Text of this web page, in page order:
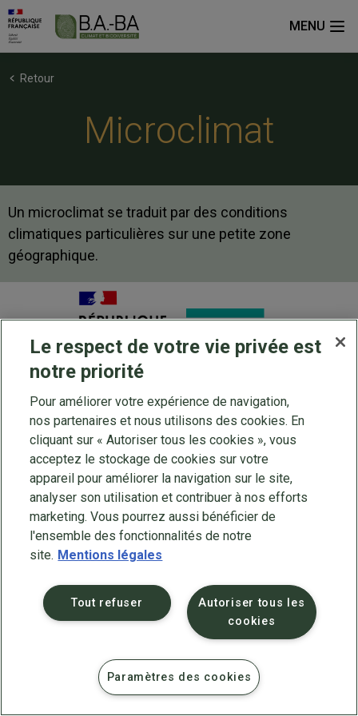
MENU
Retour
Microclimat
Un microclimat se traduit par des conditions
climatiques particulières sur une petite zone
géographique.
© Cned 2025
Mentions légales
Protection des données
Contact
Plan du site
Crédits
Le respect de votre vie privée est
notre priorité
Pour améliorer votre expérience de navigation,
nos partenaires et nous utilisons des cookies. En
cliquant sur « Autoriser tous les cookies », vous
acceptez le stockage de cookies sur votre
appareil pour améliorer la navigation sur le site,
analyser son utilisation et contribuer à nos efforts
marketing. Vous pourrez aussi bénéficier de
l'ensemble des fonctionnalités de notre
site. Mentions légales
Autoriser tous les
cookies
Tout refuser
Paramètres des cookies